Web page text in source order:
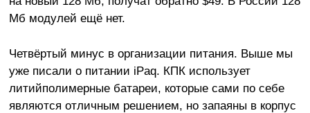
Мб модулей ещё нет.
Четвёртый минус в организации питания. Выше мы
уже писали о питании iPaq. КПК использует
литийполимерные батареи, которые сами по себе
являются отличным решением, но запаяны в корпус